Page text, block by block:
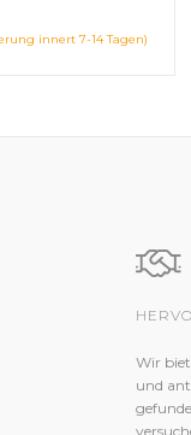
innert 7-14 Tagen)
Wir
und